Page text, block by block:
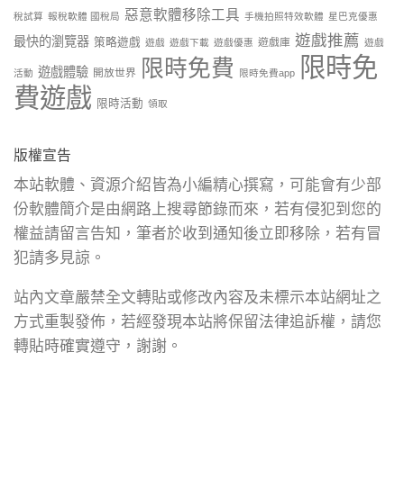
稅試算 報稅軟體 國稅局 惡意軟體移除工具 手機拍照特效軟體 星巴克優惠
最快的瀏覽器 策略遊戲 遊戲 遊戲下載 遊戲優惠 遊戲庫 遊戲推薦 遊戲
活動 遊戲體驗 開放世界 限時免費 限時免費app
限時免
費遊戲 限時活動 領取
版權宣告
本站軟體、資源介紹皆為小編精心撰寫，可能會有少部
份軟體簡介是由網路上搜尋節錄而來，若有侵犯到您的
權益請留言告知，筆者於收到通知後立即移除，若有冒
犯請多見諒。
站內文章嚴禁全文轉貼或修改內容及未標示本站網址之
方式重製發佈，若經發現本站將保留法律追訴權，請您
轉貼時確實遵守，謝謝。